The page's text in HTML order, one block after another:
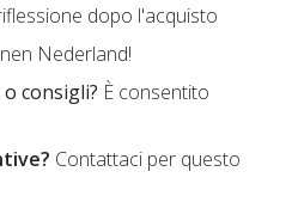
dopo l'acquisto
Nederland!
consigli? È consentito
Contattaci per questo